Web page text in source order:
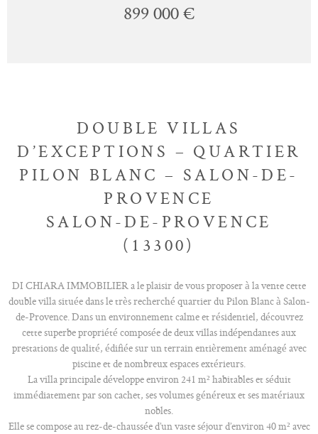
899 000 €
DOUBLE VILLAS
D’EXCEPTIONS – QUARTIER
PILON BLANC – SALON-DE-
PROVENCE
SALON-DE-PROVENCE
(13300)
DI CHIARA IMMOBILIER a le plaisir de vous proposer à la vente cette
double villa située dans le très recherché quartier du Pilon Blanc à Salon-
de-Provence. Dans un environnement calme et résidentiel, découvrez
cette superbe propriété composée de deux villas indépendantes aux
prestations de qualité, édifiée sur un terrain entièrement aménagé avec
piscine et de nombreux espaces extérieurs.
La villa principale développe environ 241 m² habitables et séduit
immédiatement par son cachet, ses volumes généreux et ses matériaux
nobles.
Elle se compose au rez-de-chaussée d’un vaste séjour d’environ 40 m² avec